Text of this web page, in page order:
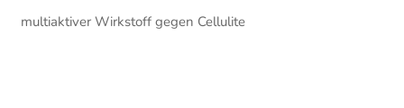
multiaktiver Wirkstoff gegen Cellulite